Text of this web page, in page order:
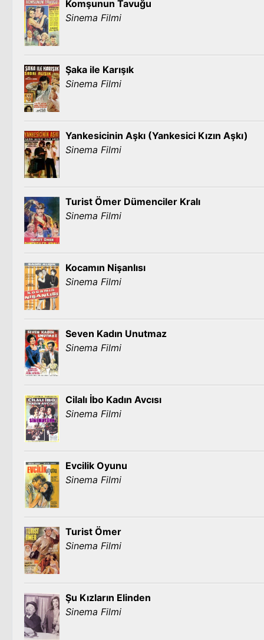
Komşunun Tavuğu
Sinema Filmi
Şaka ile Karışık
Sinema Filmi
Yankesicinin Aşkı (Yankesici Kızın Aşkı)
Sinema Filmi
Turist Ömer Dümenciler Kralı
Sinema Filmi
Kocamın Nişanlısı
Sinema Filmi
Seven Kadın Unutmaz
Sinema Filmi
Cilalı İbo Kadın Avcısı
Sinema Filmi
Evcilik Oyunu
Sinema Filmi
Turist Ömer
Sinema Filmi
Şu Kızların Elinden
Sinema Filmi